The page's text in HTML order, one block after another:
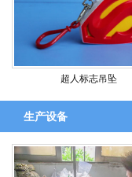
超人标志吊坠
生产设备